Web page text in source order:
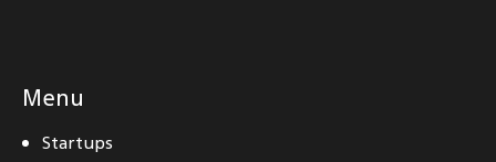
Menu
Startups